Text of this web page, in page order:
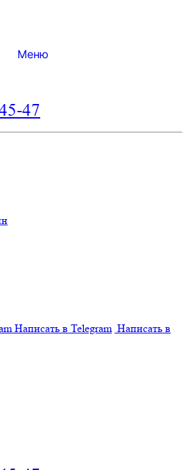
Меню
47
Написать в Telegram Написать в